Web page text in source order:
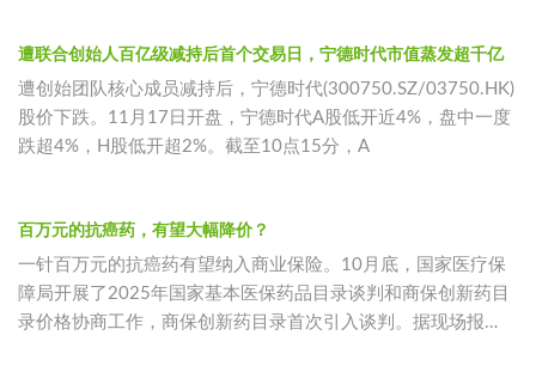
遭联合创始人百亿级减持后首个交易日，宁德时代市值蒸发超千亿
遭创始团队核心成员减持后，宁德时代(300750.SZ/03750.HK)
股价下跌。11月17日开盘，宁德时代A股低开近4%，盘中一度
跌超4%，H股低开超2%。截至10点15分，A
百万元的抗癌药，有望大幅降价？
一针百万元的抗癌药有望纳入商业保险。10月底，国家医疗保
障局开展了2025年国家基本医保药品目录谈判和商保创新药目
录价格协商工作，商保创新药目录首次引入谈判。据现场报